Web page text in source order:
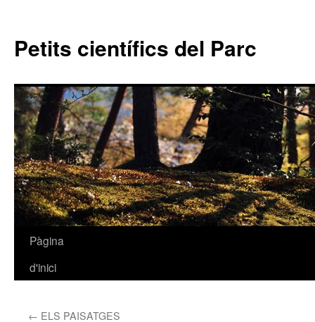
Petits científics del Parc
Vés
Pàgina
d'inici
← ELS PAISATGES